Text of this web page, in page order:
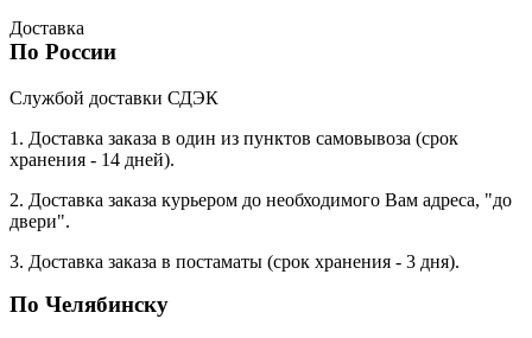
Доставка
По России
Службой доставки СДЭК
1. Доставка заказа в один из пунктов самовывоза (срок
хранения - 14 дней).
2. Доставка заказа курьером до необходимого Вам адреса, "до
двери".
3. Доставка заказа в постаматы (срок хранения - 3 дня).
По Челябинску